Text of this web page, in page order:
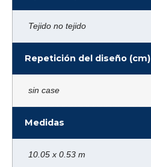
Tejido no tejido
Repetición del diseño (cm)
sin case
Medidas
10.05 x 0.53 m